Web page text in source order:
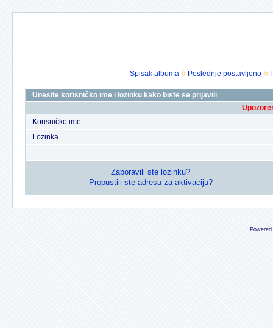
Spisak albuma Poslednje postavljeno
Unesite korisničko ime i lozinku kako biste se prijavili
Korisničko ime
Lozinka
Zaboravili ste lozinku?
Propustili ste adresu za aktivaciju?